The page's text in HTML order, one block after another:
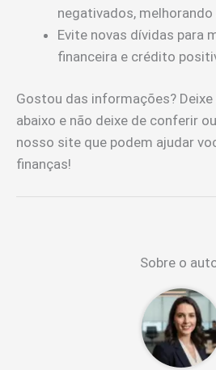
negativados, melhorando
Evite novas dívidas para
financeira e crédito
Gostou das informações?
abaixo e não deixe de conferir
nosso site que podem ajudar
finanças!
Sobre o